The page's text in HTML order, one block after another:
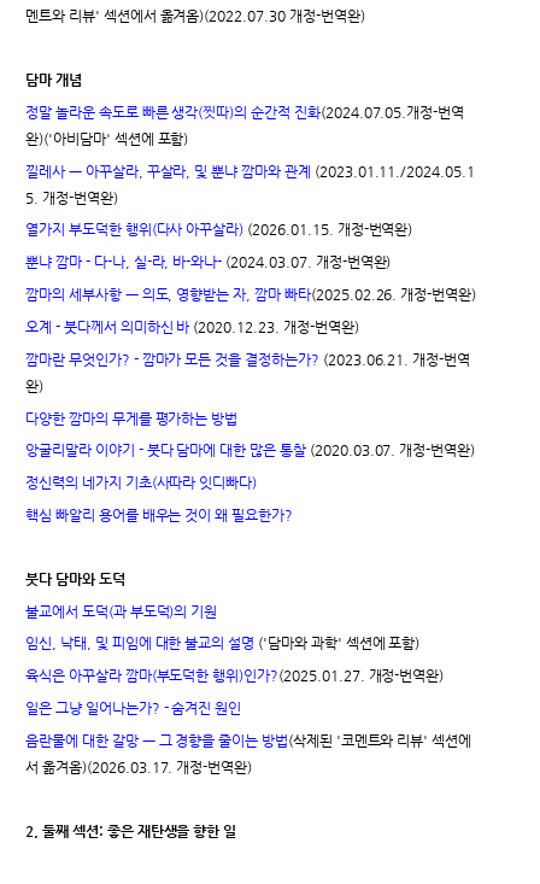
멘트와 리뷰' 섹션에서 옮겨옴)(2022.07.30 개정-번역완)
담마 개념
정말 놀라운 속도로 빠른 생각(찟따)의 순간적 진화(2024.07.05.개정-번역
완)('아비담마' 섹션에 포함)
낄레사 ㅡ 아꾸살라, 꾸살라, 및 뿐냐 깜마와 관계 (2023.01.11./2024.05.1
5. 개정-번역완)
열가지 부도덕한 행위(다사 아꾸살라) (2026.01.15. 개정-번역완)
뿐냐 깜마 - 다-나, 실-라, 바-와나- (2024.03.07. 개정-번역완)
깜마의 세부사항 ㅡ 의도, 영향받는 자, 깜마 빠타(2025.02.26. 개정-번역완)
오계 - 붓다께서 의미하신 바 (2020.12.23. 개정-번역완)
깜마란 무엇인가? - 깜마가 모든 것을 결정하는가? (2023.06.21. 개정-번역
완)
다양한 깜마의 무게를 평가하는 방법
앙굴리말라 이야기 - 붓다 담마에 대한 많은 통찰 (2020.03.07. 개정-번역완)
정신력의 네가지 기초(사따라 잇디빠다)
핵심 빠알리 용어를 배우는 것이 왜 필요한가?
붓다 담마와 도덕
불교에서 도덕(과 부도덕)의 기원
임신, 낙태, 및 피임에 대한 불교의 설명 ('담마와 과학' 섹션에 포함)
육식은 아꾸살라 깜마(부도덕한 행위)인가?(2025.01.27. 개정-번역완)
일은 그냥 일어나는가? - 숨겨진 원인
음란물에 대한 갈망 ㅡ 그 경향을 줄이는 방법(삭제된 '코멘트와 리뷰' 섹션에
서 옮겨옴)(2026.03.17. 개정-번역완)
2. 둘째 섹션: 좋은 재탄생을 향한 일